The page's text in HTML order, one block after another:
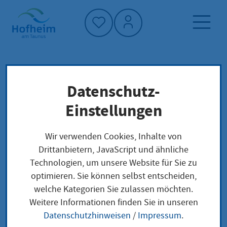
Startseite"
Dienstleistung-Finder
Lokale Anliegen
Gebäudeeinmessung anfragen
Gebäudeeinmessung
anfragen
Datenschutz-
Einstellungen
Wir verwenden Cookies, Inhalte von
Drittanbietern, JavaScript und ähnliche
Technologien, um unsere Website für Sie zu
optimieren. Sie können selbst entscheiden,
welche Kategorien Sie zulassen möchten.
Weitere Informationen finden Sie in unseren
Datenschutzhinweisen / Impressum.